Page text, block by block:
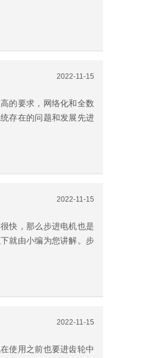
2022-11-15
的要求，网络化和全数
存在的问题和发展先进
2022-11-15
快，那么步进电机也是
就由小编为您讲解。步
2022-11-15
使用之前也要进齿轮中